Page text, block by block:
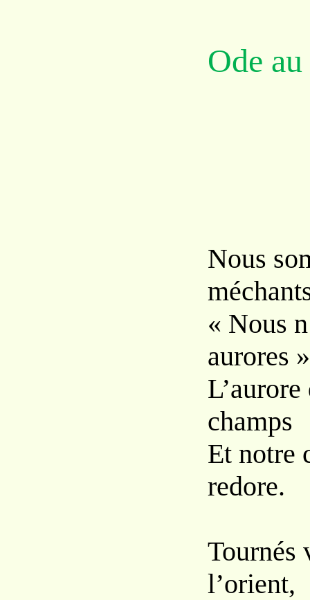
Ode
Nous
« Nous
aurores
champs
Et notre
redore.
Tournés
l’orient,